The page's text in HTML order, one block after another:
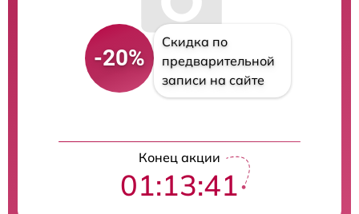
-20%
Скидка по
предварительной
записи на сайте
Конец акции
01:13:40